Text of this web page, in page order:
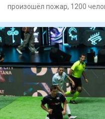
произошёл пожар, 1200